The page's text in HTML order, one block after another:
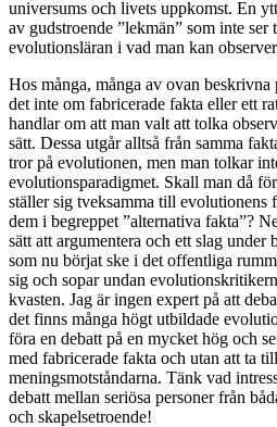
universums och livets uppkomst. En
av gudstroende ”lekmän” som inte
evolutionsläran i vad man kan
Hos många, många av ovan
det inte om fabricerade fakta eller ett
handlar om att man valt att tolka
sätt. Dessa utgår alltså från samma
tror på evolutionen, men man tolkar
evolutionsparadigmet. Skall man då
ställer sig tveksamma till evolutionens
dem i begreppet ”alternativa fakta”?
sätt att argumentera och ett slag under
som nu börjat ske i det offentliga
sig och sopar undan
kvasten. Jag är ingen expert på att
det finns många högt utbildade
föra en debatt på en mycket hög och
med fabricerade fakta och utan att ta
meningsmotståndarna. Tänk vad
debatt mellan seriösa personer från
och skapelsetroende!